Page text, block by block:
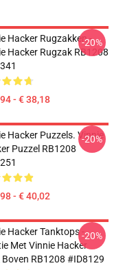
Hacker Rugzakken -
Hacker Rugzak RB1208
- € 38,18
-20%
Hacker Puzzels. Vinnie
Puzzel RB1208
- € 40,02
-20%
Hacker Tanktops -
Met Vinnie Hacker
Boven RB1208 #ID8129
-20%